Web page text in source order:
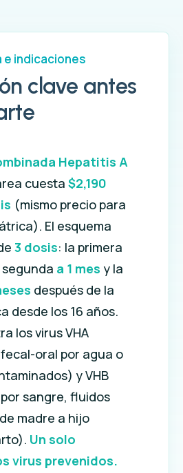
e indicaciones
clave antes
Hepatitis A
cuesta $2,190
(mismo precio para
El esquema
3 dosis: la primera
a 1 mes y la
después de la
desde los 16 años.
los virus VHA
oral por agua o
y VHB
sangre, fluidos
madre a hijo
Un solo
virus prevenidos.